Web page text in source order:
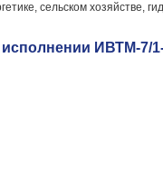
сельском хозяйстве,
исполнении ИВТМ-7/